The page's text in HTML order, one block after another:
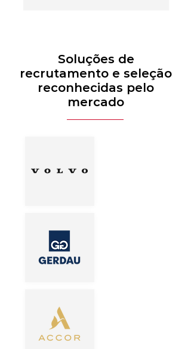
Soluções de
recrutamento e seleção
reconhecidas pelo
mercado